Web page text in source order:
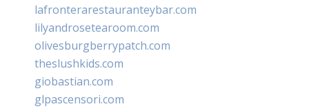
lafronterarestauranteybar.com
lilyandrosetearoom.com
olivesburgberrypatch.com
theslushkids.com
giobastian.com
glpascensori.com